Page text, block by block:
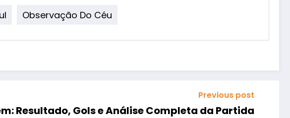
Observação Do Céu
Previous post
Resultado, Gols e Análise Completa da Partida